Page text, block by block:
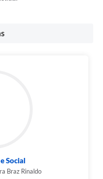
Social
Braz Rinaldo